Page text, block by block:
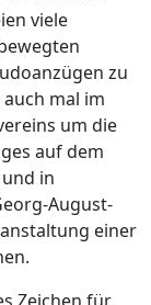
viele
zu
mal im
um die
auf dem
in
August-
einer